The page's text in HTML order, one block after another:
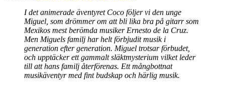
I det animerade äventyret Coco följer vi den unge
Miguel, som drömmer om att bli lika bra på gitarr som
Mexikos mest berömda musiker Ernesto de la Cruz.
Men Miguels familj har helt förbjudit musik i
generation efter generation. Miguel trotsar förbudet,
och upptäcker ett gammalt släktmysterium vilket leder
till att hans familj återförenas. Ett mångbottnat
musikäventyr med fint budskap och härlig musik.